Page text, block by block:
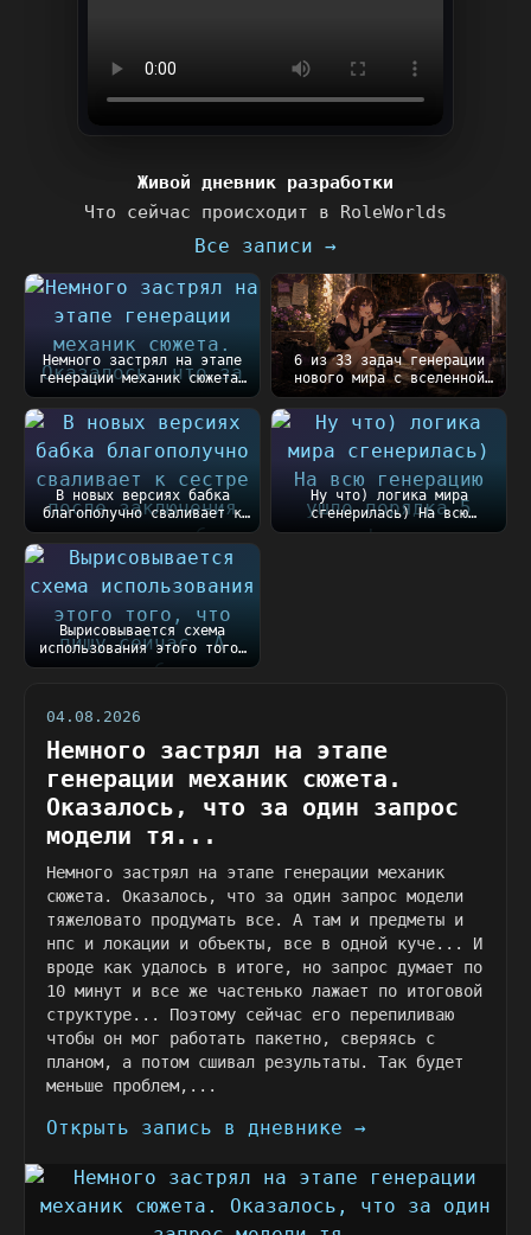
Живой дневник разработки
Что сейчас происходит в RoleWorlds
Все записи →
Немного застрял на этапе
генерации механик сюжета.
Оказалось, чт...
6 из 33 задач генерации
нового мира с вселенной
Таллару готовы))...
В новых версиях бабка
благополучно сваливает к
сестре после закл...
Ну что) логика мира
сгенерилась) На всю
генерацию ушло порядка
Вырисовывается схема
использования этого того,
что пишу сейчас....
04.08.2026
Немного застрял на этапе
генерации механик сюжета.
Оказалось, что за один запрос
модели тя...
Немного застрял на этапе генерации механик
сюжета. Оказалось, что за один запрос модели
тяжеловато продумать все. А там и предметы и
нпс и локации и объекты, все в одной куче... И
вроде как удалось в итоге, но запрос думает по
10 минут и все же частенько лажает по итоговой
структуре... Поэтому сейчас его перепиливаю
чтобы он мог работать пакетно, сверяясь с
планом, а потом сшивал результаты. Так будет
меньше проблем,...
Открыть запись в дневнике →